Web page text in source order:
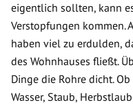
eigentlich sollten, kann
Verstopfungen kommen.
haben viel zu erdulden,
des Wohnhauses fließt.
Dinge die Rohre dicht.
Wasser, Staub,